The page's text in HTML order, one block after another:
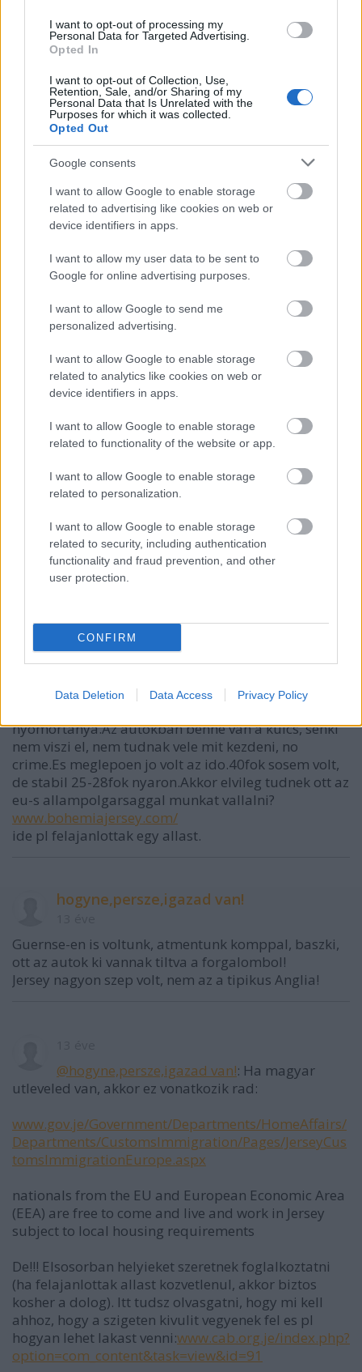
I want to opt-out of processing my
Personal Data for Targeted Advertising.
Opted In
I want to opt-out of Collection, Use,
Retention, Sale, and/or Sharing of my
Personal Data that Is Unrelated with the
Purposes for which it was collected.
Opted Out
Google consents
I want to allow Google to enable storage
related to advertising like cookies on web or
device identifiers in apps.
I want to allow my user data to be sent to
Google for online advertising purposes.
I want to allow Google to send me
personalized advertising.
I want to allow Google to enable storage
related to analytics like cookies on web or
device identifiers in apps.
I want to allow Google to enable storage
related to functionality of the website or app.
I want to allow Google to enable storage
related to personalization.
I want to allow Google to enable storage
related to security, including authentication
functionality and fraud prevention, and other
user protection.
CONFIRM
Data Deletion Data Access Privacy Policy
nyuszigonosz
13 éve
@charlieharper: Fantasztikus krimit olvastam pár
éve, részben a Szigeteken ( Kanalinseln) játszódott.
Állítolag jól lehet ott pénzt "parkolni" az ottani
bankokban. Jobban mint Svájcban. Mármint a krimi
Szóval Jersey, Guernsy, Alderney, Sark, Herm a picit
nagyobbak, azonkívül van még a Brecqhou ahol
ketten laknak, Jethou szigetén 3-an és még 7 pici
Taxomükke (UK)
13 éve
@wmiki
: Na ez ide egyaltalan nem kell, menj vissza
inkabb a politikai temaju blogokba, ott oszd az eszt
es puszilgasd orbant.
13 éve
@nyuszigonosz: Igen, Jersey, Bahamas es meg
jo nehany orszagokban nagyszeruen lehetett eldugni
nehany orszag ad erre lehetoseget. Valamibol nekik
is elni kell a jersey potatoes egyedul nem fog
gazdasagot teremteni:)
hogyne,persze,igazad van!
13 éve
egy volt kollegam dolgozik ott, 5eve.Hat, a pofam
nyomortanya.Az autokban benne van a kulcs, senki
nem viszi el, nem tudnak vele mit kezdeni, no
crime.Es meglepoen jo volt az ido.40fok sosem volt,
de stabil 25-28fok nyaron.Akkor elvileg tudnek ott az
eu-s allampolgarsaggal munkat vallalni?
www.bohemiajersey.com/
ide pl felajanlottak egy allast.
hogyne,persze,igazad van!
Guernse-en is voltunk, atmentunk komppal, baszki,
ott az autok ki vannak tiltva a forgalombol!
Jersey nagyon szep volt, nem az a tipikus Anglia!
@hogyne,persze,igazad van!: Ha magyar
utleveled van, akkor ez vonatkozik rad:
www.gov.je/Government/Departments/HomeAffairs/
Departments/CustomsImmigration/Pages/JerseyCus
tomsImmigrationEurope.aspx
nationals from the EU and European Economic Area
(EEA) are free to come and live and work in Jersey
subject to local housing requirements
De!!! Elsosorban helyieket szeretnek foglalkoztatni
(ha felajanlottak allast kozvetlenul, akkor biztos
kosher a dolog). Itt tudsz olvasgatni, hogy mi kell
ahhoz, hogy a szigeten kivulit vegyenek fel es pl
hogyan lehet lakast venni:www.cab.org.je/index.php?
option=com_content&task=view&id=91